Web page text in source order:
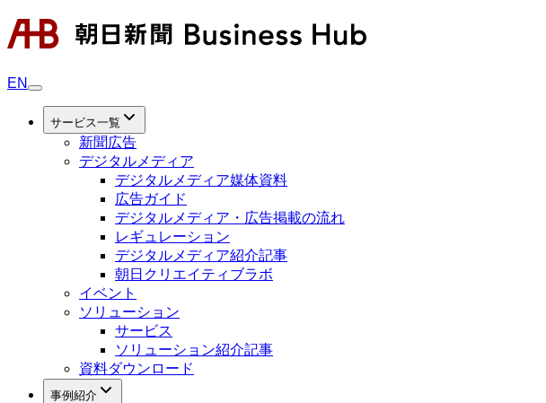
EN
サービス一覧
新聞広告
デジタルメディア
デジタルメディア媒体資料
広告ガイド
デジタルメディア・広告掲載の流れ
レギュレーション
デジタルメディア紹介記事
朝日クリエイティブラボ
イベント
ソリューション
サービス
ソリューション紹介記事
資料ダウンロード
事例紹介